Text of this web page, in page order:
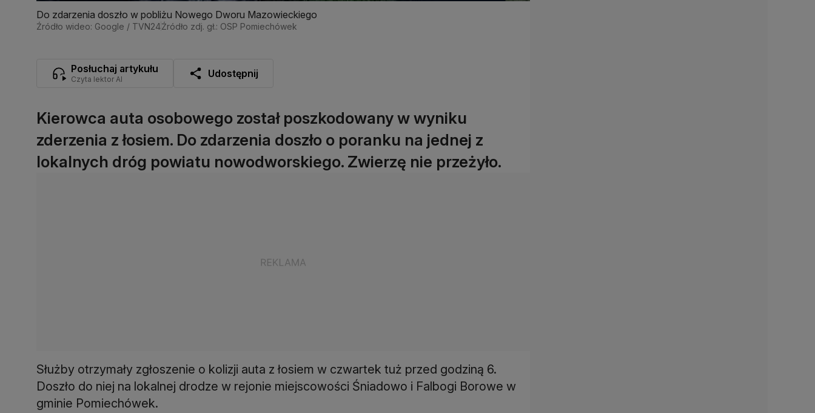
Do zdarzenia doszło w pobliżu Nowego Dworu Mazowieckiego
Źródło wideo: Google / TVN24Źródło zdj. gł.: OSP Pomiechówek
Posłuchaj artykułu
Czyta lektor AI Udostępnij
Kierowca auta osobowego został poszkodowany w wyniku
zderzenia z łosiem. Do zdarzenia doszło o poranku na jednej z
lokalnych dróg powiatu nowodworskiego. Zwierzę nie przeżyło.
Służby otrzymały zgłoszenie o kolizji auta z łosiem w czwartek tuż przed godziną 6.
Doszło do niej na lokalnej drodze w rejonie miejscowości Śniadowo i Falbogi Borowe w
gminie Pomiechówek.